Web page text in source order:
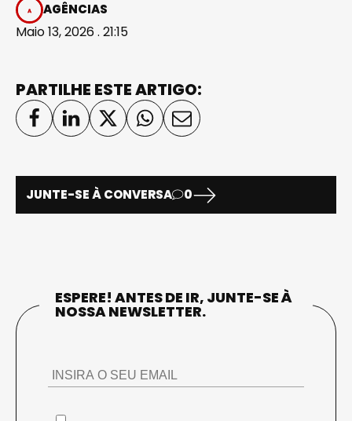
AGÊNCIAS
Maio 13, 2026 . 21:15
PARTILHE ESTE ARTIGO:
JUNTE-SE À CONVERSA 0
ESPERE! ANTES DE IR, JUNTE-SE À
NOSSA NEWSLETTER.